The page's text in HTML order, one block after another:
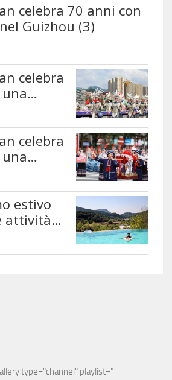
type="channel" playlist="